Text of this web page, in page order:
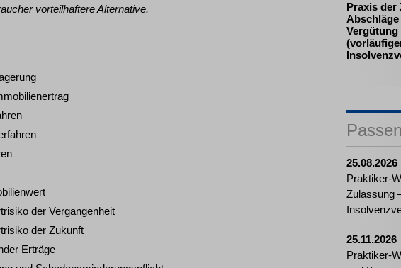
vorteilhaftere Alternative.
der Vergangenheit
der Zukunft
Erträge
Praxis der
Vergütung
25.08.2026
Praktiker-
Zulassung
25.11.2026
Praktiker-